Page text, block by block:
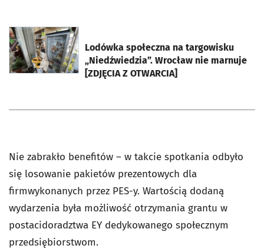
Lodówka społeczna na targowisku
„Niedźwiedzia”. Wrocław nie marnuje
[ZDJĘCIA Z OTWARCIA]
otworzy się w nowej karcie
Nie zabrakło benefitów – w takcie spotkania odbyło
się losowanie pakietów prezentowych dla
firmwykonanych przez PES-y. Wartością dodaną
wydarzenia była możliwość otrzymania grantu w
postacidoradztwa EY dedykowanego społecznym
przedsiębiorstwom.